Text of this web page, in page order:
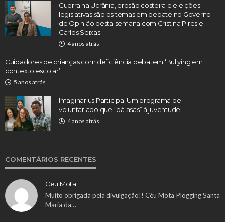
Guerra na Ucrânia, erosão costeira e eleições
legislativas são os temas em debate no Governo
de Opinião desta semana com Cristina Pires e
Carlos Seixas
4 anos atrás
Cuidadores de crianças com deficiência debatem ‘Bullying em
contexto escolar’
5 anos atrás
Imaginarius Participa: Um programa de
voluntariado que “dá asas” à juventude
4 anos atrás
COMENTÁRIOS RECENTES
Ceu Mota
Muito obrigada pela divulgação!! Céu Mota Plogging Santa
Maria da…